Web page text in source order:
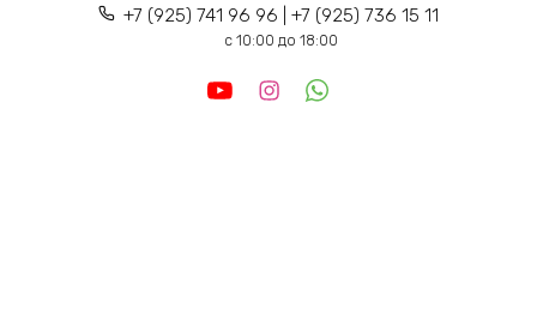
+7 (925) 741 96 96 | +7 (925) 736 15 11
c 10:00 до 18:00